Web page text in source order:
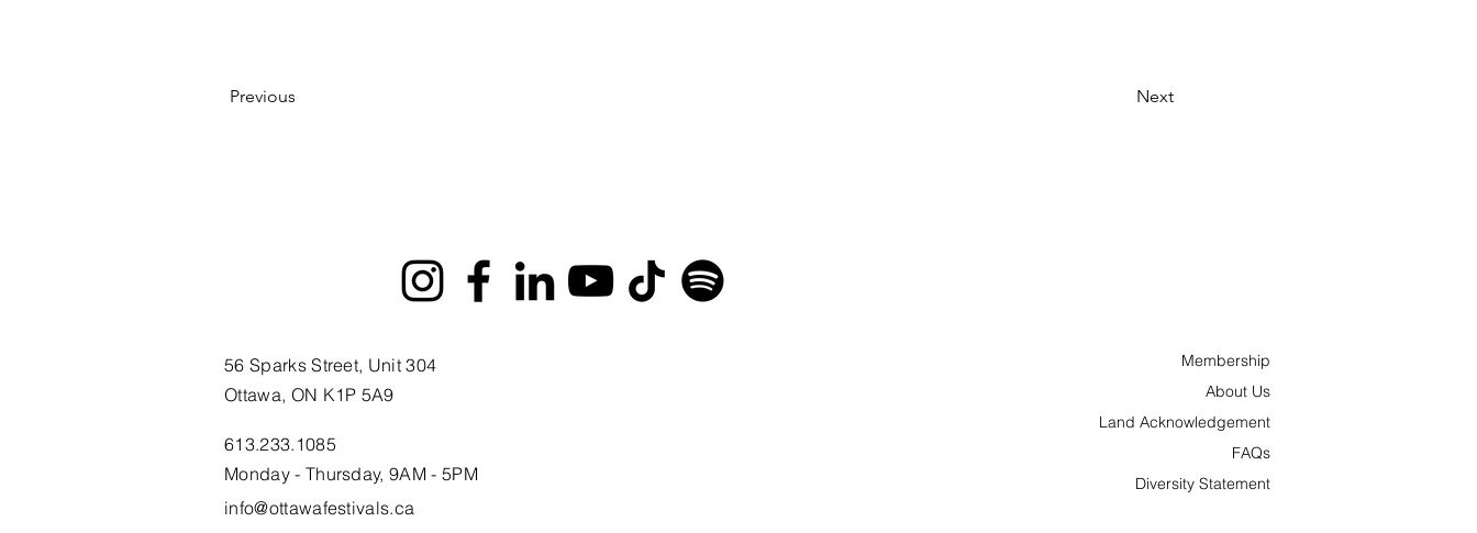
Previous Next
56 Sparks Street, Unit 304
Ottawa, ON K1P 5A9
613.233.1085
Monday - Thursday, 9AM - 5PM
Membership
About Us
Land Acknowledgement
FAQs
Diversity Statement
info@ottawafestivals.ca